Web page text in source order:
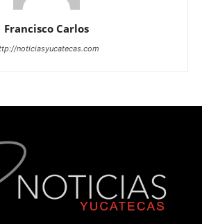
Francisco Carlos
noticiasyucatecas.com